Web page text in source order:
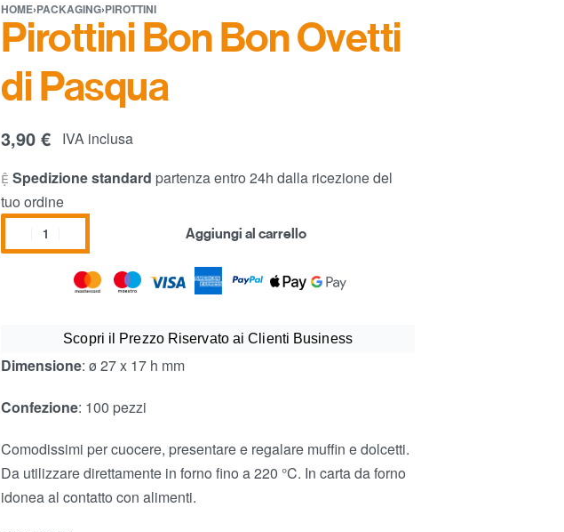
HOME›PACKAGING›PIROTTINI
Pirottini Bon Bon Ovetti
di Pasqua
3,90€
IVA inclusa
Spedizione standard partenza entro 24h dalla ricezione del
tuo ordine
Aggiungi al carrello
Scopri il Prezzo Riservato ai Clienti Business
Dimensione: ø 27 x 17 h mm
Confezione: 100 pezzi
Comodissimi per cuocere, presentare e regalare muffin e dolcetti.
Da utilizzare direttamente in forno fino a 220 °C. In carta da forno
idonea al contatto con alimenti.